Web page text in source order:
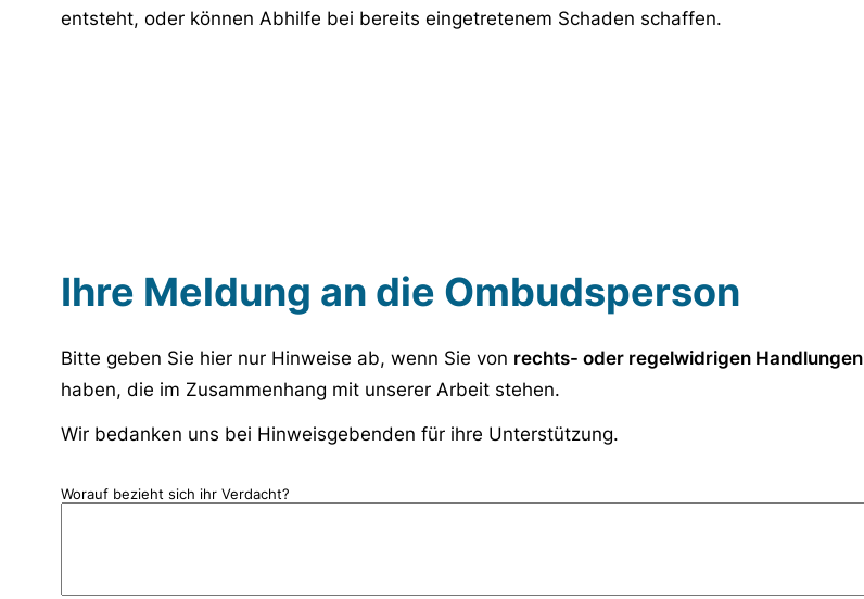
entsteht, oder können Abhilfe bei bereits eingetretenem Schaden schaffen.
Ihre Meldung an die Ombudsperson
Bitte geben Sie hier nur Hinweise ab, wenn Sie von rechts- oder regelwidrigen Handlungen
haben, die im Zusammenhang mit unserer Arbeit stehen.
Wir bedanken uns bei Hinweisgebenden für ihre Unterstützung.
Worauf bezieht sich ihr Verdacht?